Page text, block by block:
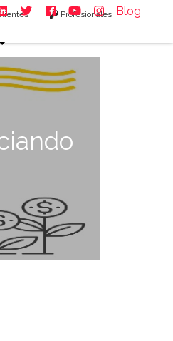
Profesionales Blog